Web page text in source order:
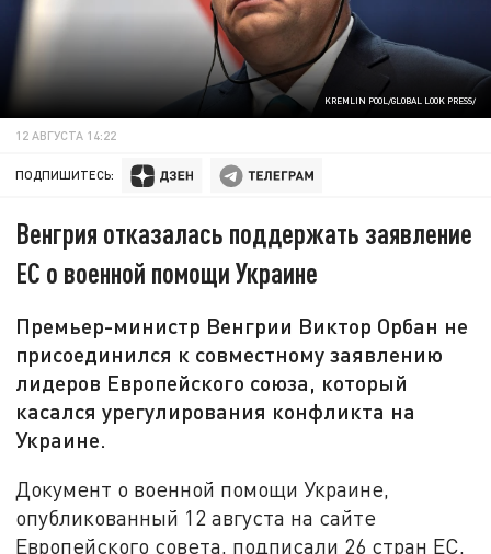
KREMLIN POOL/GLOBAL LOOK PRESS/
12 АВГУСТА 14:22
ПОДПИШИТЕСЬ:
Венгрия отказалась поддержать заявление
ЕС о военной помощи Украине
Премьер-министр Венгрии Виктор Орбан не
присоединился к совместному заявлению
лидеров Европейского союза, который
касался урегулирования конфликта на
Украине.
Документ о военной помощи Украине,
опубликованный 12 августа на сайте
Европейского совета, подписали 26 стран ЕС,